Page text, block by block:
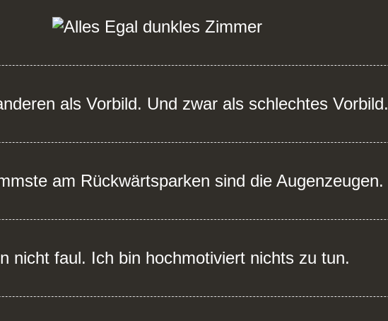
als Vorbild. Und zwar als schlechtes Vorbild.
am Rückwärtsparken sind die Augenzeugen.
nicht faul. Ich bin hochmotiviert nichts zu tun.